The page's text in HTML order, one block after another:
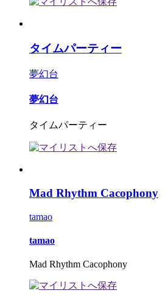
タイムパーティー
夢幻台
夢幻台
タイムパーティー
Mad Rhythm Cacophony
tamao
tamao
Mad Rhythm Cacophony